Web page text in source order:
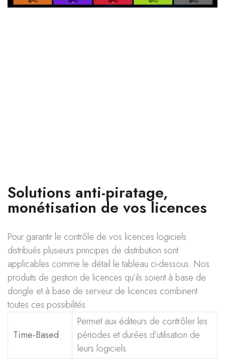
Solutions anti-piratage,
monétisation de vos licences
Pour garantir le contrôle de vos licences logiciels
distribués plusieurs principes de distribution sont
applicables comme le détail le tableau ci-dessous. Nos
produits de gestion de licences qu’ils soient à base de
dongle et à base de serveur de licences combinent
toutes ces possibilités.
Time-Based
Permet aux éditeurs de contrôler les
périodes et durées d’utilisation de
leurs logiciels